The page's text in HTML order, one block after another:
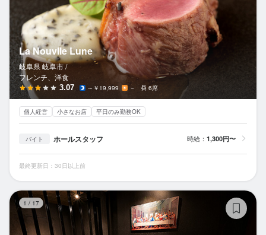
La Nouvlle Lune
岐阜県 岐阜市 /
フレンチ、洋食
3.07 ～￥19,999 － 6席
個人経営 小さなお店 平日のみ勤務OK
バイト ホールスタッフ 時給： 1,300円〜
最終更新日：30日以上前
1 / 17